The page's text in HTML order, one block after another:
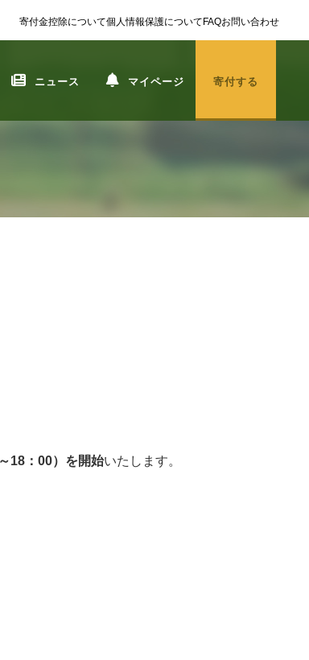
寄付金控除について個人情報保護についてFAQお問い合わせ
ニュース マイページ 寄付する
18：00）を開始いたします。